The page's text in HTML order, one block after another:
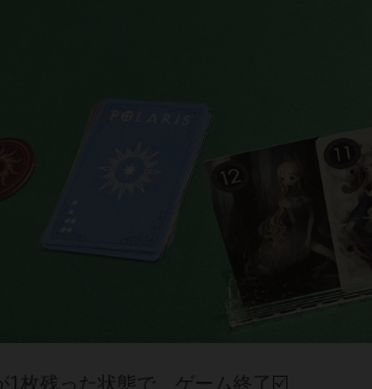
1枚残った状態で、ゲーム終了☑️